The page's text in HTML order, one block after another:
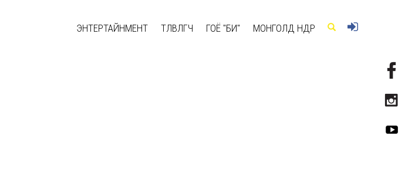
ЭНТЕРТАЙНМЕНТ ТӨЛӨВЛӨГЧ ГОЁ "БИ" МОНГОЛД ӨНӨӨДӨР